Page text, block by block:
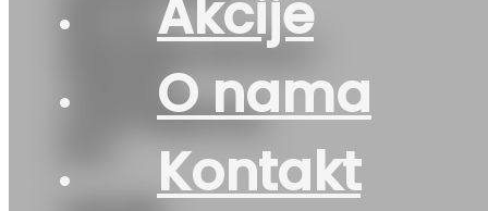
Akcije
O nama
Kontakt
95V XL
WINTERCONTACT
TS870P
CONTINENTAL